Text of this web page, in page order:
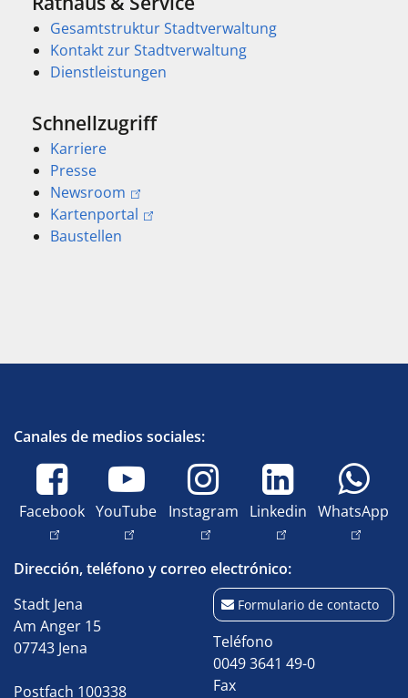
Gesamtstruktur Stadtverwaltung
Kontakt zur Stadtverwaltung
Dienstleistungen
Schnellzugriff
Karriere
Presse
Newsroom
Kartenportal
Baustellen
Canales de medios sociales:
Facebook YouTube Instagram Linkedin WhatsApp
Dirección, teléfono y correo electrónico:
Stadt Jena
Am Anger 15
07743 Jena
Postfach 100338
Formulario de contacto
Teléfono
0049 3641 49-0
Fax